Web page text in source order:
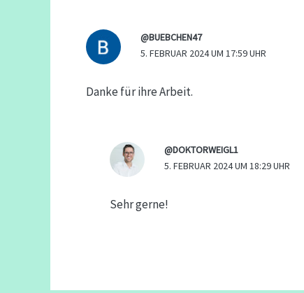
@BUEBCHEN47
5. FEBRUAR 2024 UM 17:59 UHR
Danke für ihre Arbeit.
@DOKTORWEIGL1
5. FEBRUAR 2024 UM 18:29 UHR
Sehr gerne!